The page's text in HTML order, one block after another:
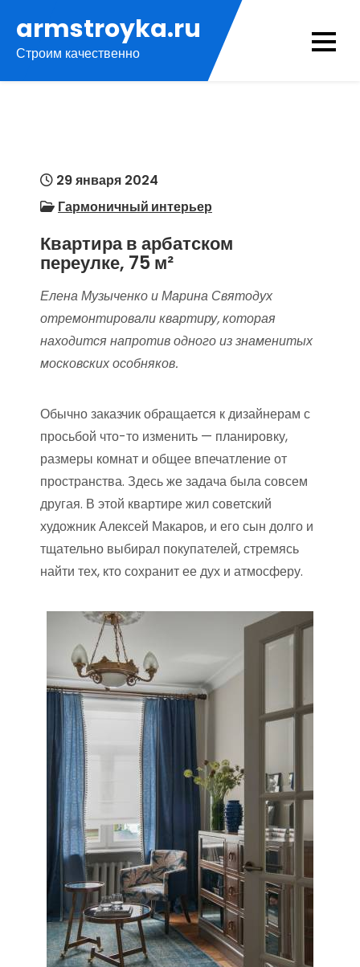
содержимому
armstroyka.ru
Строим качественно
29 января 2024
Гармоничный интерьер
Квартира в арбатском
переулке, 75 м²
Елена Музыченко и Марина Святодух
отремонтировали квартиру, которая
находится напротив одного из знаменитых
московских особняков.
Обычно заказчик обращается к дизайнерам с
просьбой что-то изменить — планировку,
размеры комнат и общее впечатление от
пространства. Здесь же задача была совсем
другая. В этой квартире жил советский
художник Алексей Макаров, и его сын долго и
тщательно выбирал покупателей, стремясь
найти тех, кто сохранит ее дух и атмосферу.